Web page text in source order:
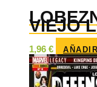
VIEJO
1,96 € AÑADIR